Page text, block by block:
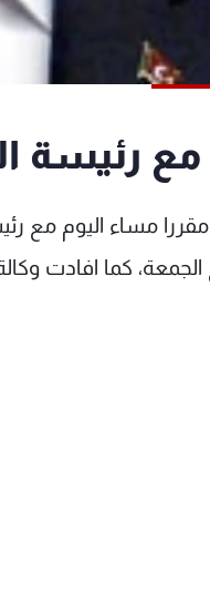
مع رئيسة
مقررا مساء اليوم مع
كما افادت وكالة